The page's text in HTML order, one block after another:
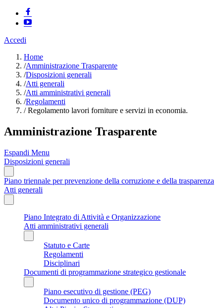
Accedi
Home
/Amministrazione Trasparente
/Disposizioni generali
/Atti generali
/Atti amministrativi generali
/Regolamenti
/Regolamento lavori forniture e servizi in economia.
Amministrazione Trasparente
Espandi Menu
Disposizioni generali
Piano triennale per prevenzione della corruzione e della trasparenza
Atti generali
Piano Integrato di Attività e Organizzazione
Atti amministrativi generali
Statuto e Carte
Regolamenti
Disciplinari
Documenti di programmazione strategico gestionale
Piano esecutivo di gestione (PEG)
Documento unico di programmazione (DUP)